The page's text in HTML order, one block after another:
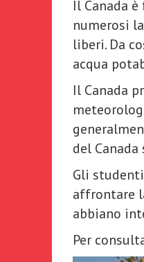
Il Canada
numerosi
liberi. Da
acqua
Il Canada
del
Gli
affrontare
abbiano
Per